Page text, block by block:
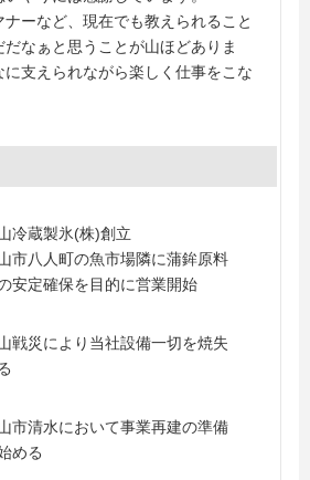
ナーなど、現在でも教えられること
なぁと思うことが山ほどありま
支えられながら楽しく仕事をこな
冷蔵製氷(株)創立
市八人町の魚市場隣に蒲鉾原料
安定確保を目的に営業開始
戦災により当社設備一切を焼失
市清水において事業再建の準備
める